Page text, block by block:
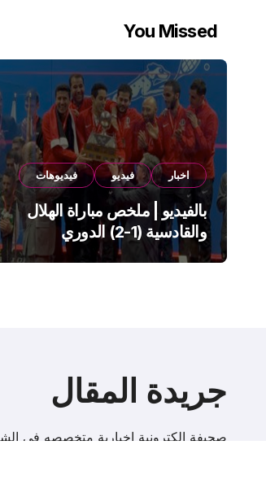
You Missed
اخبار فيديو فيديوهات
بالفيديو | ملخص مباراة الهلال
والقادسية (1-2) الدوري
السعودي
جريدة المقال
صحيفة إلكترونية اخبارية متخصصه فى